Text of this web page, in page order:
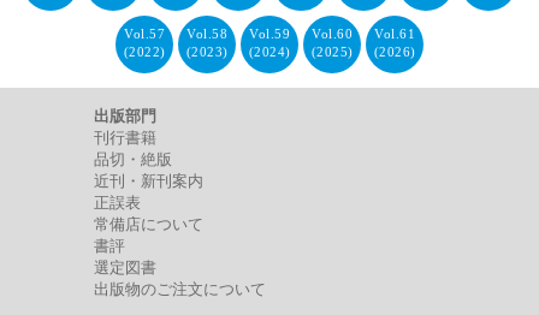
Vol.57
(2022)
Vol.58
(2023)
Vol.59
(2024)
Vol.60
(2025)
Vol.61
(2026)
出版部門
刊行書籍
品切・絶版
近刊・新刊案内
正誤表
常備店について
書評
選定図書
出版物のご注文について